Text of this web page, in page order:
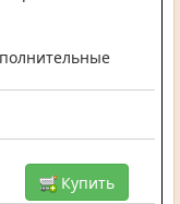
Купить